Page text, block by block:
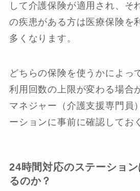
して介護保険が適用され、そ
の疾患がある方は医療保険を
多くなります。
どちらの保険を使うかによっ
利用回数の上限が変わる場合
マネジャー（介護支援専門員
ーションに事前に確認してお
24時間対応のステーショ
るのか？